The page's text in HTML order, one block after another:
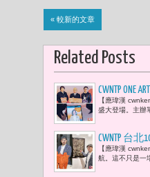
« 較新的文章
Related Posts
CWNTP
【應瑋漢
盛大登場。主辦
CWNTP 台
術數位18
【應瑋漢
航。這不只是一